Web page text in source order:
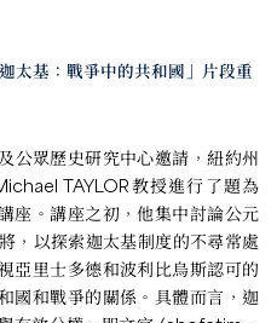
太基：戰爭中的共和國」片段重
公眾歷史研究中心邀請，紐約州
TAYLOR教授進行了題為
座。講座之初，他集中討論公元
，以探索迦太基制度的不尋常處
亞里士多德和波利比烏斯認可的
國和戰爭的關係。具體而言，迦